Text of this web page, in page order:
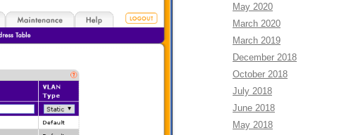
May 2020
March 2020
March 2019
December 2018
October 2018
July 2018
June 2018
May 2018